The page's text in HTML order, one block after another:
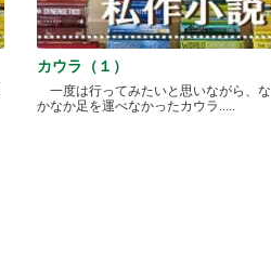
カウラ（１）
一度は行ってみたいと思いながら、な
かなか足を運べなかったカウラ.....